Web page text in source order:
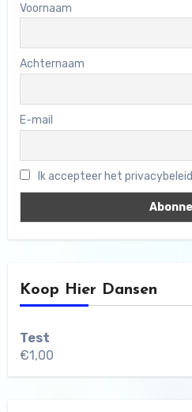
Voornaam
Achternaam
E-mail
Ik accepteer het privacybeleid
Koop Hier Dansen
Test
€1,00